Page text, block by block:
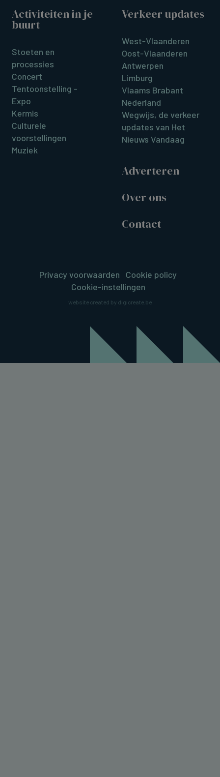
Activiteiten in je
buurt
Stoeten en
processies
Concert
Tentoonstelling -
Expo
Kermis
Culturele
voorstellingen
Muziek
Verkeer updates
West-Vlaanderen
Oost-Vlaanderen
Antwerpen
Limburg
Vlaams Brabant
Nederland
Wegwijs, de verkeer
updates van Het
Nieuws Vandaag
Adverteren
Over ons
Contact
Privacy voorwaarden
Cookie policy
Cookie-instellingen
website created by digicreate.be